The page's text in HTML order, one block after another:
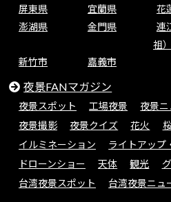
屏東県
宜蘭県 花
澎湖県
金門県
連
祖）
新竹市 嘉義市
夜景FANマガジン
夜景スポット 工場夜景 夜景ニ
夜景撮影
夜景クイズ 花火
イルミネーション
ライトアップ
ドローンショー
天体 観光
台湾夜景スポット
台湾夜景ニュ